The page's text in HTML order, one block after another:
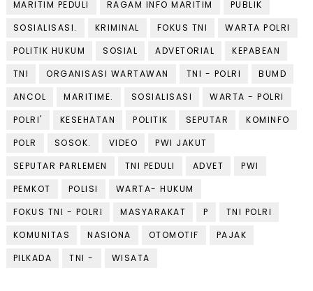
MARITIM PEDULI
RAGAM INFO MARITIM
PUBLIK
SOSIALISASI.
KRIMINAL FOKUS TNI
WARTA POLRI
POLITIK HUKUM
SOSIAL ADVETORIAL
KEPABEAN
TNI
ORGANISASI WARTAWAN TNI - POLRI
BUMD
ANCOL
MARITIME. SOSIALISASI
WARTA - POLRI
POLRI'
KESEHATAN POLITIK SEPUTAR
KOMINFO
POLR
SOSOK. VIDEO
PWI JAKUT
SEPUTAR PARLEMEN
TNI PEDULI ADVET
PWI
PEMKOT
POLISI
WARTA- HUKUM
FOKUS TNI - POLRI
MASYARAKAT P
TNI POLRI
KOMUNITAS
NASIONA OTOMOTIF
PAJAK
PILKADA
TNI - WISATA